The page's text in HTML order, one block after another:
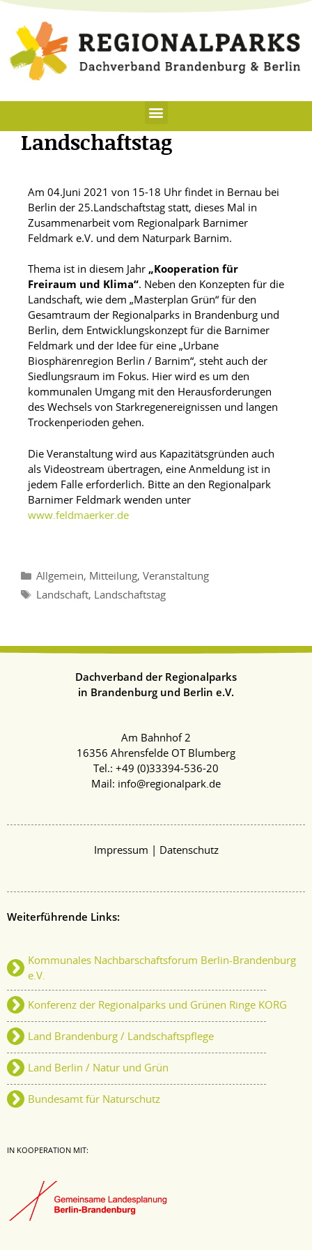
Landschaftstag
Am 04.Juni 2021 von 15-18 Uhr findet in Bernau bei
Berlin der 25.Landschaftstag statt, dieses Mal in
Zusammenarbeit vom Regionalpark Barnimer
Feldmark e.V. und dem Naturpark Barnim.
Thema ist in diesem Jahr „Kooperation für
Freiraum und Klima“. Neben den Konzepten für die
Landschaft, wie dem „Masterplan Grün“ für den
Gesamtraum der Regionalparks in Brandenburg und
Berlin, dem Entwicklungskonzept für die Barnimer
Feldmark und der Idee für eine „Urbane
Biosphärenregion Berlin / Barnim“, steht auch der
Siedlungsraum im Fokus. Hier wird es um den
kommunalen Umgang mit den Herausforderungen
des Wechsels von Starkregenereignissen und langen
Trockenperioden gehen.
Die Veranstaltung wird aus Kapazitätsgründen auch
als Videostream übertragen, eine Anmeldung ist in
jedem Falle erforderlich. Bitte an den Regionalpark
Barnimer Feldmark wenden unter
www.feldmaerker.de
Allgemein, Mitteilung, Veranstaltung
Landschaft, Landschaftstag
Dachverband der Regionalparks
in Brandenburg und Berlin e.V.
Am Bahnhof 2
16356 Ahrensfelde OT Blumberg
Tel.: +49 (0)33394-536-20
Mail: info@regionalpark.de
Impressum | Datenschutz
Weiterführende Links:
Kommunales Nachbarschaftsforum Berlin-Brandenburg
e.V.
Konferenz der Regionalparks und Grünen Ringe KORG
Land Brandenburg / Landschaftspflege
Land Berlin / Natur und Grün
Bundesamt für Naturschutz
IN KOOPERATION MIT: